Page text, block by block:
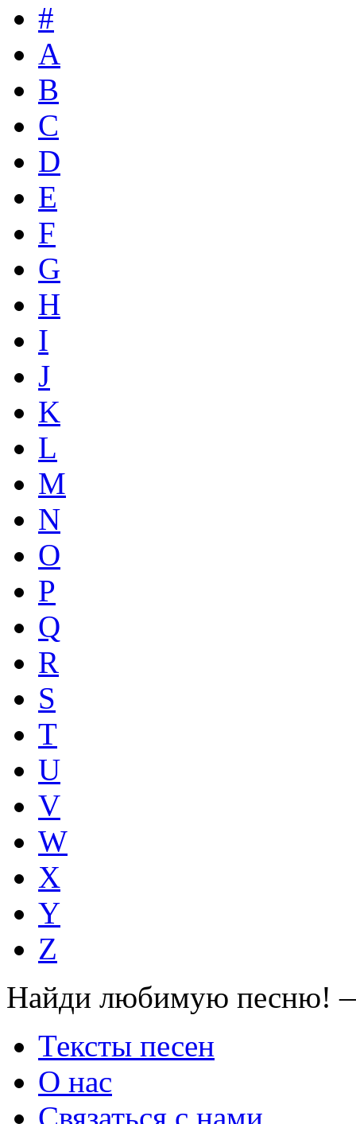
#
A
B
C
D
E
F
G
H
I
J
K
L
M
N
O
P
Q
R
S
T
U
V
W
X
Y
Z
Найди любимую песню!
Тексты песен
О нас